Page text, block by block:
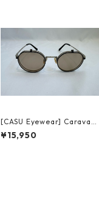
[CASU Eyewear] Caravan
47 black/silver キャス アイ
ウェア キャラバン
¥15,950